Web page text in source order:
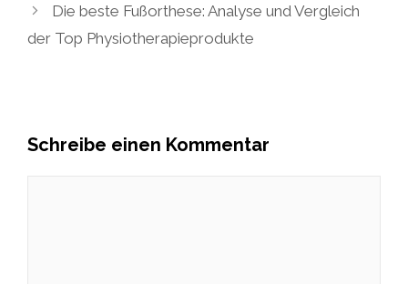
Die beste Fußorthese: Analyse und Vergleich
der Top Physiotherapieprodukte
Schreibe einen Kommentar